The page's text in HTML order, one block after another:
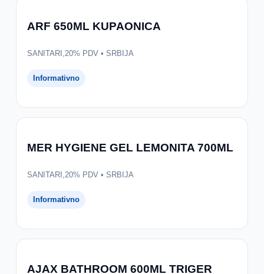
ARF 650ML KUPAONICA
SANITARI,20% PDV • SRBIJA
Informativno
MER HYGIENE GEL LEMONITA 700ML
SANITARI,20% PDV • SRBIJA
Informativno
AJAX BATHROOM 600ML TRIGER